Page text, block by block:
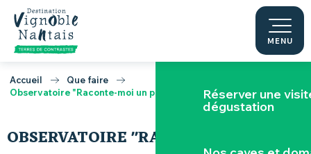
Aller
contenu
principal
MENU
Escape
Réserver une
dégustation
Accueil
Que faire
Observatoire "Raconte-moi un paysage"
OBSERVATOIRE "RACONTE-MOI UN